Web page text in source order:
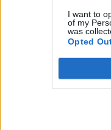
I want to
of my
was
Opted